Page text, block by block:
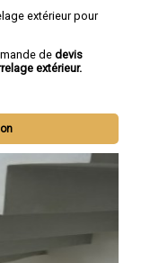
extérieur pour
de devis
extérieur.